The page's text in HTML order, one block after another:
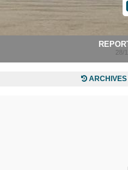
28/
ARCHIVES